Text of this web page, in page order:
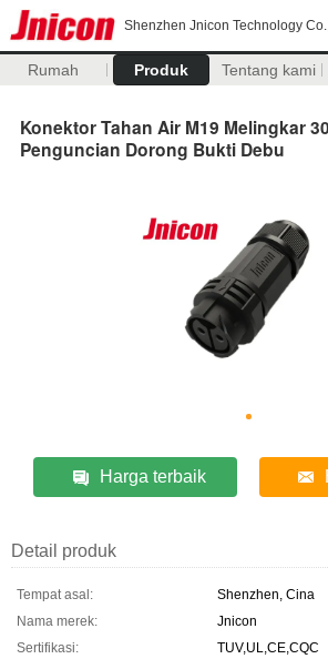
Shenzhen Jnicon Technology
Rumah Produk Tentang kami
Konektor Tahan Air M19 Melingkar
Penguncian Dorong Bukti Debu
Harga terbaik
Detail produk
Tempat asal:
Shenzhen, Cina
Nama merek:
Jnicon
Sertifikasi:
TUV,UL,CE,CQC